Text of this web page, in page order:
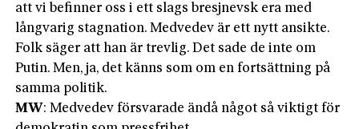
att vi befinner oss i ett slags bresjnevsk era med
långvarig stagnation. Medvedev är ett nytt ansikte.
Folk säger att han är trevlig. Det sade de inte om
Putin. Men, ja, det känns som om en fortsättning på
samma politik.
MW: Medvedev försvarade ändå något så viktigt för